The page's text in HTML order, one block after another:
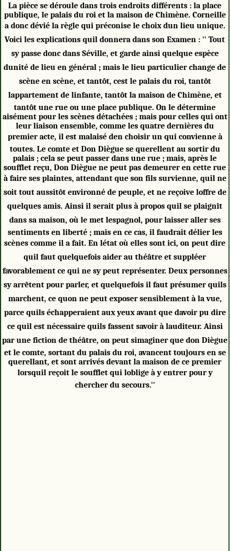
La pièce se déroule dans trois endroits différents : la place
publique, le palais du roi et la maison de Chimène. Corneille
a donc dévié la règle qui préconise le choix dun lieu unique.
Voici les explications quil donnera dans son Examen : '' Tout
sy passe donc dans Séville, et garde ainsi quelque espèce
dunité de lieu en général ; mais le lieu particulier change de
scène en scène, et tantôt, cest le palais du roi, tantôt
lappartement de linfante, tantôt la maison de Chimène, et
tantôt une rue ou une place publique. On le détermine
aisément pour les scènes détachées ; mais pour celles qui ont
leur liaison ensemble, comme les quatre dernières du
premier acte, il est malaisé den choisir un qui convienne à
toutes. Le comte et Don Diègue se querellent au sortir du
palais ; cela se peut passer dans une rue ; mais, après le
soufflet reçu, Don Diègue ne peut pas demeurer en cette rue
à faire ses plaintes, attendant que son fils survienne, quil ne
soit tout aussitôt environné de peuple, et ne reçoive loffre de
quelques amis. Ainsi il serait plus à propos quil se plaignît
dans sa maison, où le met lespagnol, pour laisser aller ses
sentiments en liberté ; mais en ce cas, il faudrait délier les
scènes comme il a fait. En létat où elles sont ici, on peut dire
quil faut quelquefois aider au théâtre et suppléer
favorablement ce qui ne sy peut représenter. Deux personnes
sy arrêtent pour parler, et quelquefois il faut présumer quils
marchent, ce quon ne peut exposer sensiblement à la vue,
parce quils échapperaient aux yeux avant que davoir pu dire
ce quil est nécessaire quils fassent savoir à lauditeur. Ainsi
par une fiction de théâtre, on peut simaginer que don Diègue
et le comte, sortant du palais du roi, avancent toujours en se
querellant, et sont arrivés devant la maison de ce premier
lorsquil reçoit le soufflet qui loblige à y entrer pour y
chercher du secours.''